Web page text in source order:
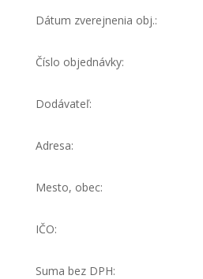
Dátum zverejnenia obj.:
Číslo objednávky:
Dodávateľ:
Adresa:
Mesto, obec:
IČO:
Suma bez DPH: